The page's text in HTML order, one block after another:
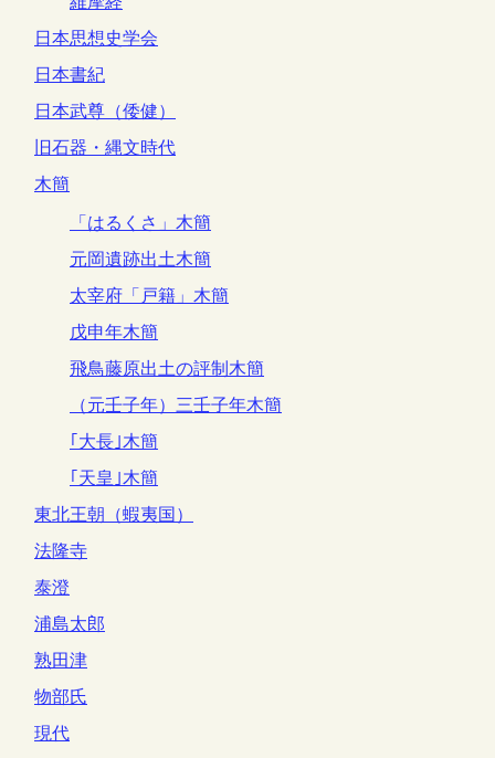
日本思想史学会
日本書紀
日本武尊（倭健）
旧石器・縄文時代
木簡
「はるくさ」木簡
元岡遺跡出土木簡
太宰府「戸籍」木簡
戊申年木簡
飛鳥藤原出土の評制木簡
（元壬子年）三壬子年木簡
｢大長｣木簡
｢天皇｣木簡
東北王朝（蝦夷国）
法隆寺
泰澄
浦島太郎
熟田津
物部氏
現代